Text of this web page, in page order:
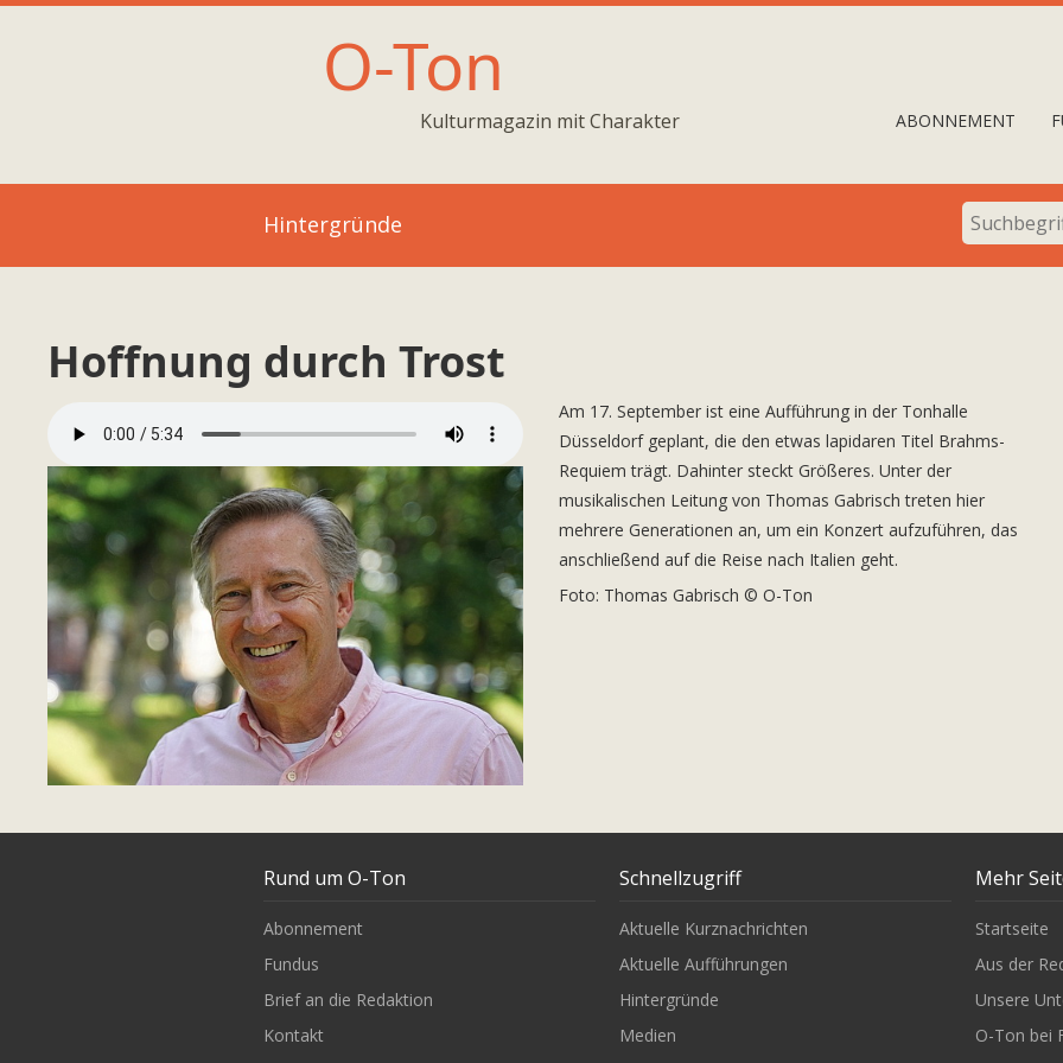
O-Ton
Kulturmagazin mit Charakter ABONNEMENT
Hintergründe
Hoffnung durch Trost
Am 17. September ist eine Aufführung in der Tonhalle
Düsseldorf geplant, die den etwas lapidaren Titel Brahms-
Requiem trägt. Dahinter steckt Größeres. Unter der
musikalischen Leitung von Thomas Gabrisch treten hier
mehrere Generationen an, um ein Konzert aufzuführen, das
anschließend auf die Reise nach Italien geht.
Foto: Thomas Gabrisch © O-Ton
Rund um O-Ton
Abonnement
Fundus
Brief an die Redaktion
Kontakt
Schnellzugriff
Aktuelle Kurznachrichten
Aktuelle Aufführungen
Hintergründe
Medien
Mehr
Startseite
Aus der
Unsere
O-Ton bei